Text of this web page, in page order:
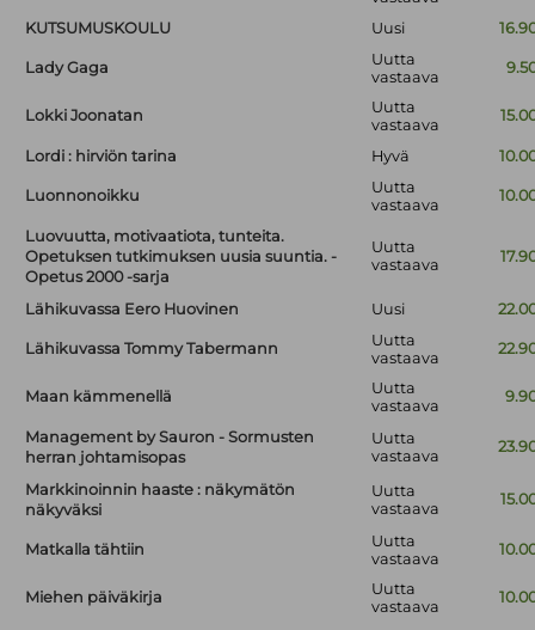
KUTSUMUSKOULU Uusi
Lady Gaga
Uutta
vastaava
Lokki Joonatan
Uutta
vastaava
Lordi : hirviön tarina Hyvä
Luonnonoikku
Uutta
vastaava
Luovuutta, motivaatiota, tunteita.
Opetuksen tutkimuksen uusia suuntia. -
Opetus 2000 -sarja
Uutta
vastaava
Lähikuvassa Eero Huovinen Uusi
Lähikuvassa Tommy Tabermann
Uutta
vastaava
Maan kämmenellä
Uutta
vastaava
Management by Sauron - Sormusten
herran johtamisopas
Uutta
vastaava
Markkinoinnin haaste : näkymätön
näkyväksi
Uutta
vastaava
Matkalla tähtiin
Uutta
vastaava
Miehen päiväkirja
Uutta
vastaava